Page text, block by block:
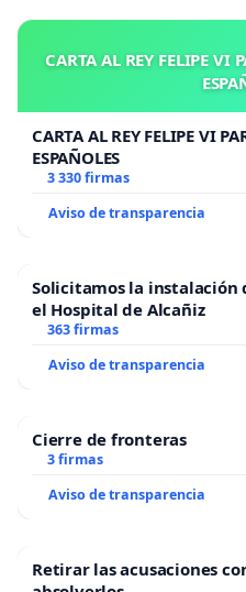
CARTA AL REY FELIPE VI
CARTA AL REY FELIPE VI
ESPAÑOLES
3 330 firmas
Aviso de transparencia
Solicitamos la instalación
el Hospital de Alcañiz
363 firmas
Aviso de transparencia
Cierre de fronteras
3 firmas
Aviso de transparencia
Retirar las acusaciones